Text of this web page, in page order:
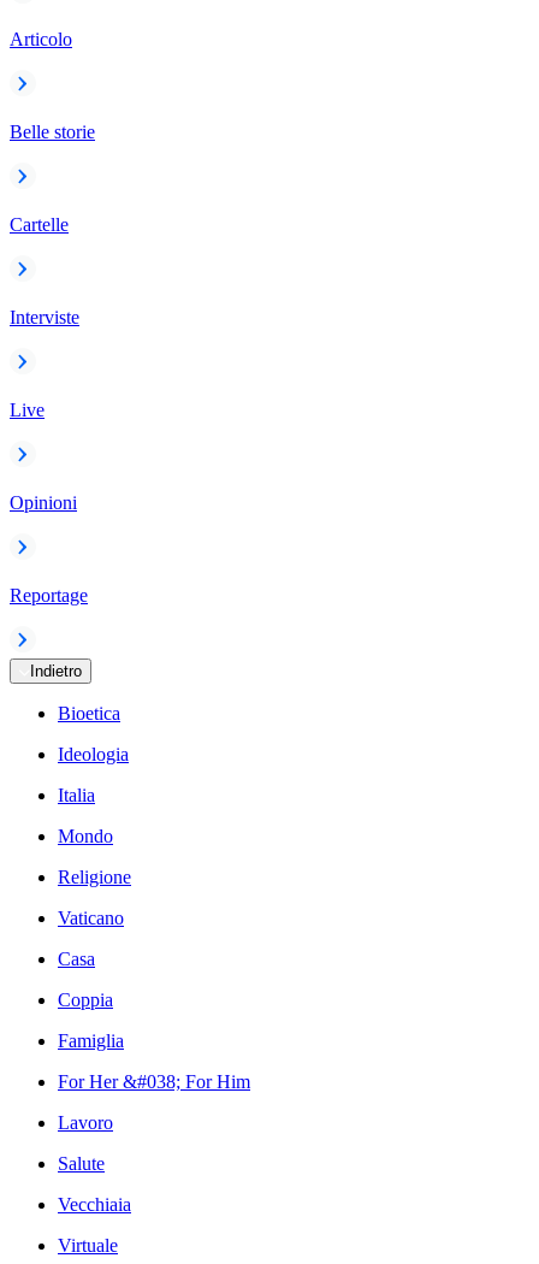
Articolo
Belle storie
Cartelle
Interviste
Live
Opinioni
Reportage
Indietro
Bioetica
Ideologia
Italia
Mondo
Religione
Vaticano
Casa
Coppia
Famiglia
For Her &#038; For Him
Lavoro
Salute
Vecchiaia
Virtuale